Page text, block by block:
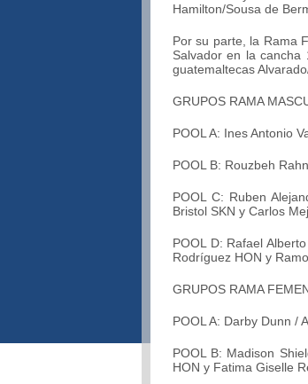
Hamilton/Sousa de
Por su parte, la Rama
Salvador en la
guatemaltecas
GRUPOS RAMA
POOL A: Ines Antonio
POOL B: Rouzbeh
POOL C: Ruben
Bristol SKN y Carlos
POOL D: Rafael
Rodríguez HON y
GRUPOS RAMA
POOL A: Darby Dunn /
POOL B: Madison
HON y Fatima Giselle